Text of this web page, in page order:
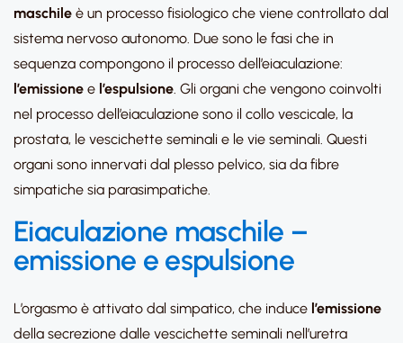
maschile è un processo fisiologico che viene controllato dal
sistema nervoso autonomo. Due sono le fasi che in
sequenza compongono il processo dell’eiaculazione:
l’emissione e l’espulsione. Gli organi che vengono coinvolti
nel processo dell’eiaculazione sono il collo vescicale, la
prostata, le vescichette seminali e le vie seminali. Questi
organi sono innervati dal plesso pelvico, sia da fibre
simpatiche sia parasimpatiche.
Eiaculazione maschile –
emissione e espulsione
L’orgasmo è attivato dal simpatico, che induce l’emissione
della secrezione dalle vescichette seminali nell’uretra